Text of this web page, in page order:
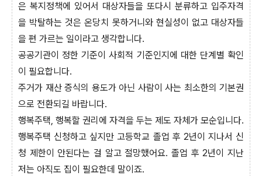
은 복지정책에 있어서 대상자들을 또다시 분류하고 입주자격
을 박탈하는 것은 온당치 못하거니와 현실성이 없고 대상자들
을 편 가르는 일이라고 생각합니다.
공공기관이 정한 기준이 사회적 기준인지에 대한 단계별 확인
이 필요합니다.
주거가 재산 증식의 용도가 아닌 사람이 사는 최소한의 기본권
으로 전환되길 바랍니다.
행복주택, 행복할 권리에 자격을 두는 제도 자체가 모순입니다.
행복주택 신청하고 싶지만 고등학교 졸업 후 2년이 지나서 신
청 제한이 안된다는 걸 알고 절망했어요. 졸업 후 2년이 지난
저는 아직도 집이 필요한데 말이죠.